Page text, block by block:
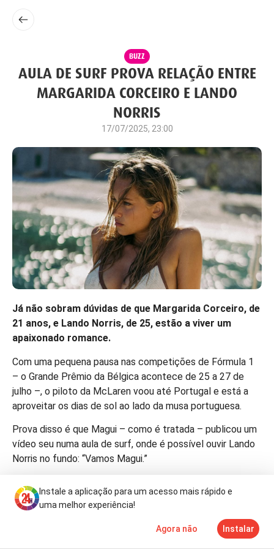
BUZZ
AULA DE SURF PROVA RELAÇÃO ENTRE
MARGARIDA CORCEIRO E LANDO
NORRIS
17/07/2025, 23:00
Já não sobram dúvidas de que Margarida Corceiro, de
21 anos, e Lando Norris, de 25, estão a viver um
apaixonado romance.
Com uma pequena pausa nas competições de Fórmula 1
– o Grande Prêmio da Bélgica acontece de 25 a 27 de
julho –, o piloto da McLaren voou até Portugal e está a
aproveitar os dias de sol ao lado da musa portuguesa.
Prova disso é que Magui – como é tratada – publicou um
vídeo seu numa aula de surf, onde é possível ouvir Lando
Norris no fundo: “Vamos Magui.”
fotografias com a brasileira Pietra Pilão que é, nada mais,
do que namorada de Max, um dos melhores amigos do
Mais
Instale a aplicação para um acesso mais rápido e
uma melhor experiência!
Agora não Instalar